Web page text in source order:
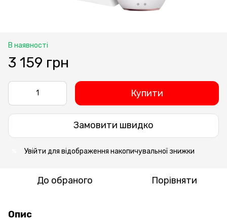
В наявності
3 159 грн
Купити
Замовити швидко
Увійти для відображення накопичувальної знижки
До обраного Порівняти
Опис